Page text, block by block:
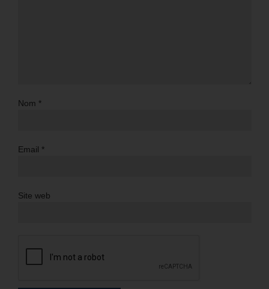
Nom *
Email *
Site web